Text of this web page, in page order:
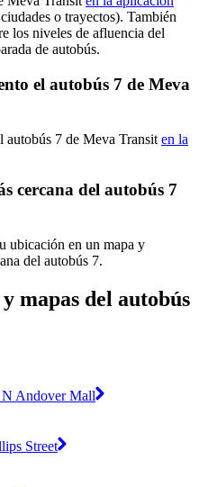
o trayectos). También
los niveles de afluencia del
de autobús.
el autobús 7 de Meva
autobús 7 de Meva Transit en la
cercana del autobús 7
ubicación en un mapa y
del autobús 7.
mapas del autobús
Andover Mall
Street